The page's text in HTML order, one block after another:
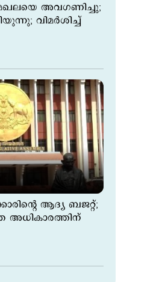
അവഗണിച്ചു;
വിമര്‍ശിച്ച്
ആദ്യ ബജറ്റ്;
അധികാരത്തിന്